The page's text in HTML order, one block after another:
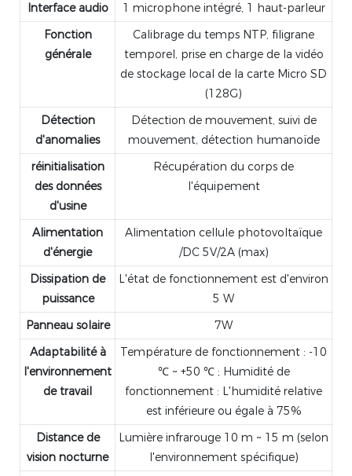
Interface audio
1 microphone intégré, 1 haut-parleur
Fonction
générale
Calibrage du temps NTP, filigrane
temporel, prise en charge de la vidéo
de stockage local de la carte Micro SD
(128G)
Détection
d'anomalies
Détection de mouvement, suivi de
mouvement, détection humanoïde
réinitialisation
des données
d'usine
Récupération du corps de
l'équipement
Alimentation
d'énergie
Alimentation cellule photovoltaïque
/DC 5V/2A (max)
Dissipation de
puissance
L'état de fonctionnement est d'environ
5 W
Panneau solaire
7W
Adaptabilité à
l'environnement
de travail
Température de fonctionnement : -10
℃ ~ +50 ℃ ; Humidité de
fonctionnement : L'humidité relative
est inférieure ou égale à 75%
Distance de
vision nocturne
Lumière infrarouge 10 m ~ 15 m (selon
l'environnement spécifique)